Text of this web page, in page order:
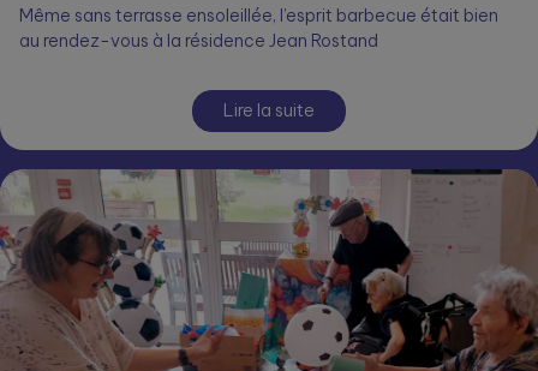
Même sans terrasse ensoleillée, l’esprit barbecue était bien
au rendez-vous à la résidence Jean Rostand
Lire la suite